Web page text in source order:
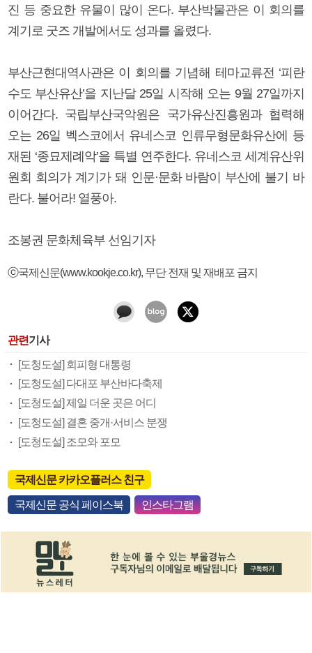
진 등 중요한 유물이 많이 온다. 부산박물관은 이 회의를
계기로 굿즈 개발에서도 성과를 올렸다.
부산근현대역사관은 이 회의를 기념해 테마교류전 ‘피란
수도 부산유산’을 지난달 25일 시작해 오는 9월 27일까지
이어간다. 국립부산국악원은 국가유산진흥원과 협력해
오는 26일 벡스코에서 유네스코 인류무형문화유산에 등
재된 ‘종묘제례악’을 특별 연주한다. 유네스코 세계유산위
원회 회의가 계기가 돼 인문·문화 바람이 부산에 불기 바
란다. 불어라! 열풍아.
조봉권 문화체육부 선임기자
ⓒ국제신문(www.kookje.co.kr), 무단 전재 및 재배포 금지
관련기사
[도청도설] 회피형 대통령
[도청도설] 다대포 부산바다축제
[도청도설] 제일 더운 곳은 어디
[도청도설] 결혼 중개·서비스 분쟁
[도청도설] 조모와 포모
국제신문 카카오플러스 친구
국제신문 공식 페이스북 인스타그램